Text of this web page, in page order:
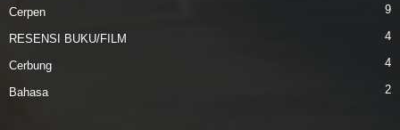
Cerpen 9
RESENSI BUKU/FILM 4
Cerbung 4
Bahasa 2